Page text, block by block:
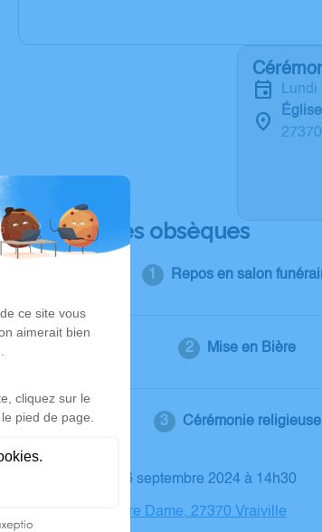
Déroulé des obsèques
Repos en salon
Mise en Bière
Cérémonie religieuse
Le lundi 16 septembre 2024 à 14h30
Église Notre Dame, 27370 Vraiville